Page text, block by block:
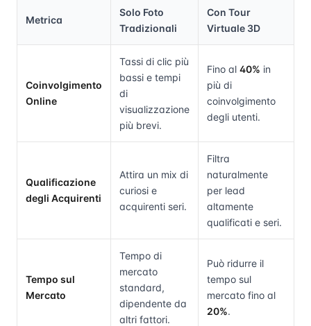
Metrica
Solo Foto
Tradizionali
Con Tour
Virtuale 3D
Coinvolgimento
Online
Tassi di clic più
bassi e tempi
di
visualizzazione
più brevi.
Fino al 40% in
più di
coinvolgimento
degli utenti.
Qualificazione
degli Acquirenti
Attira un mix di
curiosi e
acquirenti seri.
Filtra
naturalmente
per lead
altamente
qualificati e seri.
Tempo sul
Mercato
Tempo di
mercato
standard,
dipendente da
altri fattori.
Può ridurre il
tempo sul
mercato fino al
20%.